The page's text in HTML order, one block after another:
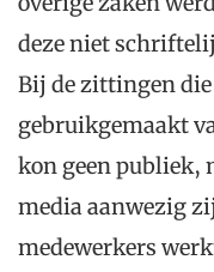
deze niet
Bij de zittingen
gebruikgemaakt
kon geen publiek,
media aanwezig
medewerkers